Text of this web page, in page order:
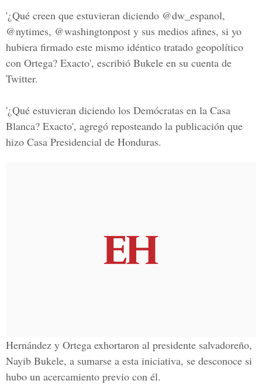
'¿Qué creen que estuvieran diciendo @dw_espanol,
@nytimes, @washingtonpost y sus medios afines, si yo
hubiera firmado este mismo idéntico tratado geopolítico
con Ortega? Exacto', escribió Bukele en su cuenta de
Twitter.
'¿Qué estuvieran diciendo los Demócratas en la Casa
Blanca? Exacto', agregó reposteando la publicación que
hizo Casa Presidencial de Honduras.
Hernández y Ortega exhortaron al presidente salvadoreño,
Nayib Bukele, a sumarse a esta iniciativa, se desconoce si
hubo un acercamiento previo con él.